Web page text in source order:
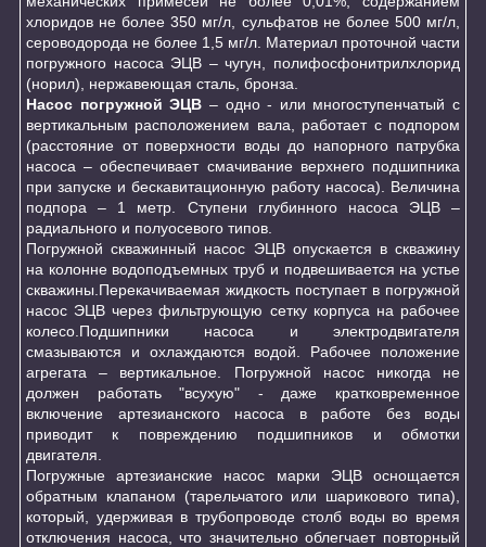
хлоридов не более 350 мг/л, сульфатов не более 500 мг/л,
сероводорода не более 1,5 мг/л. Материал проточной части
погружного насоса ЭЦВ – чугун, полифосфонитрилхлорид
(норил), нержавеющая сталь, бронза.
Насос погружной ЭЦВ – одно - или многоступенчатый с
вертикальным расположением вала, работает с подпором
(расстояние от поверхности воды до напорного патрубка
насоса – обеспечивает смачивание верхнего подшипника
при запуске и бескавитационную работу насоса). Величина
подпора – 1 метр. Ступени глубинного насоса ЭЦВ –
радиального и полуосевого типов.
Погружной скважинный насос ЭЦВ опускается в скважину
на колонне водоподъемных труб и подвешивается на устье
скважины.Перекачиваемая жидкость поступает в погружной
насос ЭЦВ через фильтрующую сетку корпуса на рабочее
колесо.Подшипники насоса и электродвигателя
смазываются и охлаждаются водой. Рабочее положение
агрегата – вертикальное. Погружной насос никогда не
должен работать "всухую" - даже кратковременное
включение артезианского насоса в работе без воды
приводит к повреждению подшипников и обмотки
двигателя.
Погружные артезианские насос марки ЭЦВ оснощается
обратным клапаном (тарельчатого или шарикового типа),
который, удерживая в трубопроводе столб воды во время
отключения насоса, что значительно облегчает повторный